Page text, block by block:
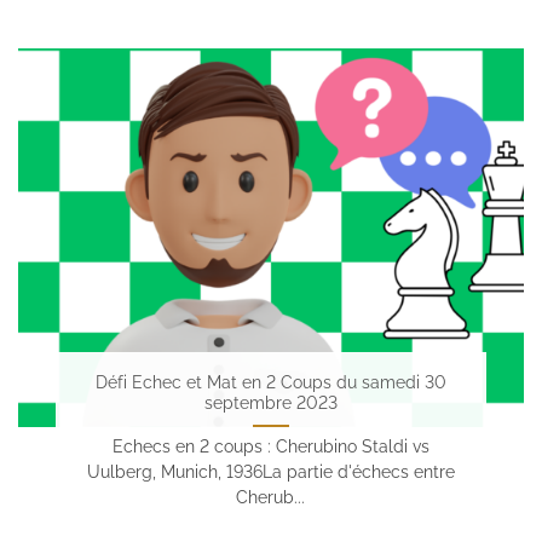
Défi Echec et Mat en 2 Coups du samedi 30
septembre 2023
Echecs en 2 coups : Cherubino Staldi vs
Uulberg, Munich, 1936La partie d'échecs entre
Cherub...